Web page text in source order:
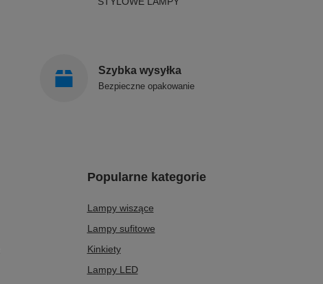
Szybka wysyłka
Bezpieczne opakowanie
Popularne kategorie
Lampy wiszące
Lampy sufitowe
Kinkiety
Lampy LED